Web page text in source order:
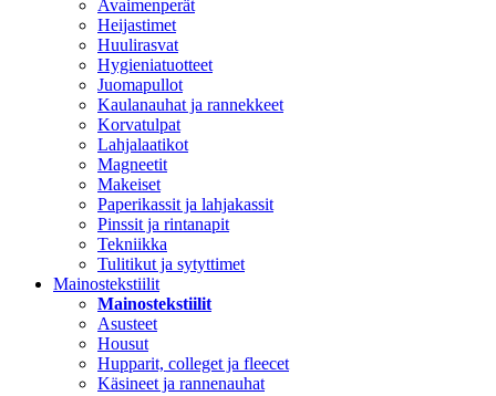
Avaimenperät
Heijastimet
Huulirasvat
Hygieniatuotteet
Juomapullot
Kaulanauhat ja rannekkeet
Korvatulpat
Lahjalaatikot
Magneetit
Makeiset
Paperikassit ja lahjakassit
Pinssit ja rintanapit
Tekniikka
Tulitikut ja sytyttimet
Mainostekstiilit
Mainostekstiilit
Asusteet
Housut
Hupparit, colleget ja fleecet
Käsineet ja rannenauhat